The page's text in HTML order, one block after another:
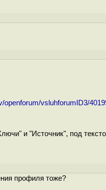
openforum/vsluhforumID3/
и "Источник", под
профиля тоже?